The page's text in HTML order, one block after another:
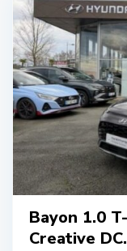
Bayon 1.0
Creative